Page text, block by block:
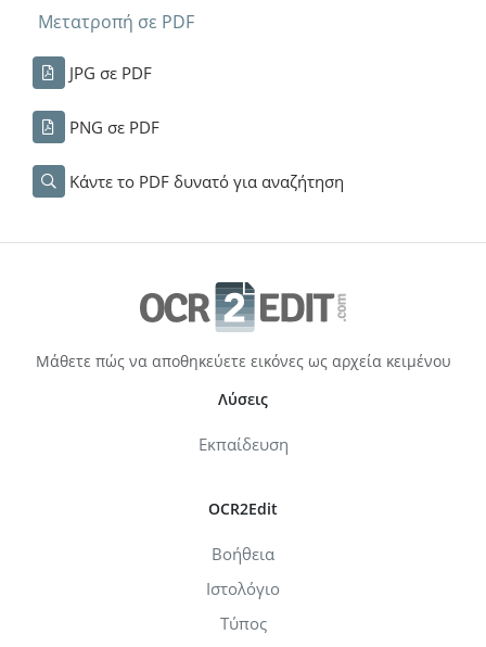
Μετατροπή σε PDF
JPG σε PDF
PNG σε PDF
Κάντε το PDF δυνατό για αναζήτηση
Μάθετε πώς να αποθηκεύετε εικόνες ως αρχεία κειμένου
Λύσεις
Εκπαίδευση
OCR2Edit
Βοήθεια
Ιστολόγιο
Τύπος